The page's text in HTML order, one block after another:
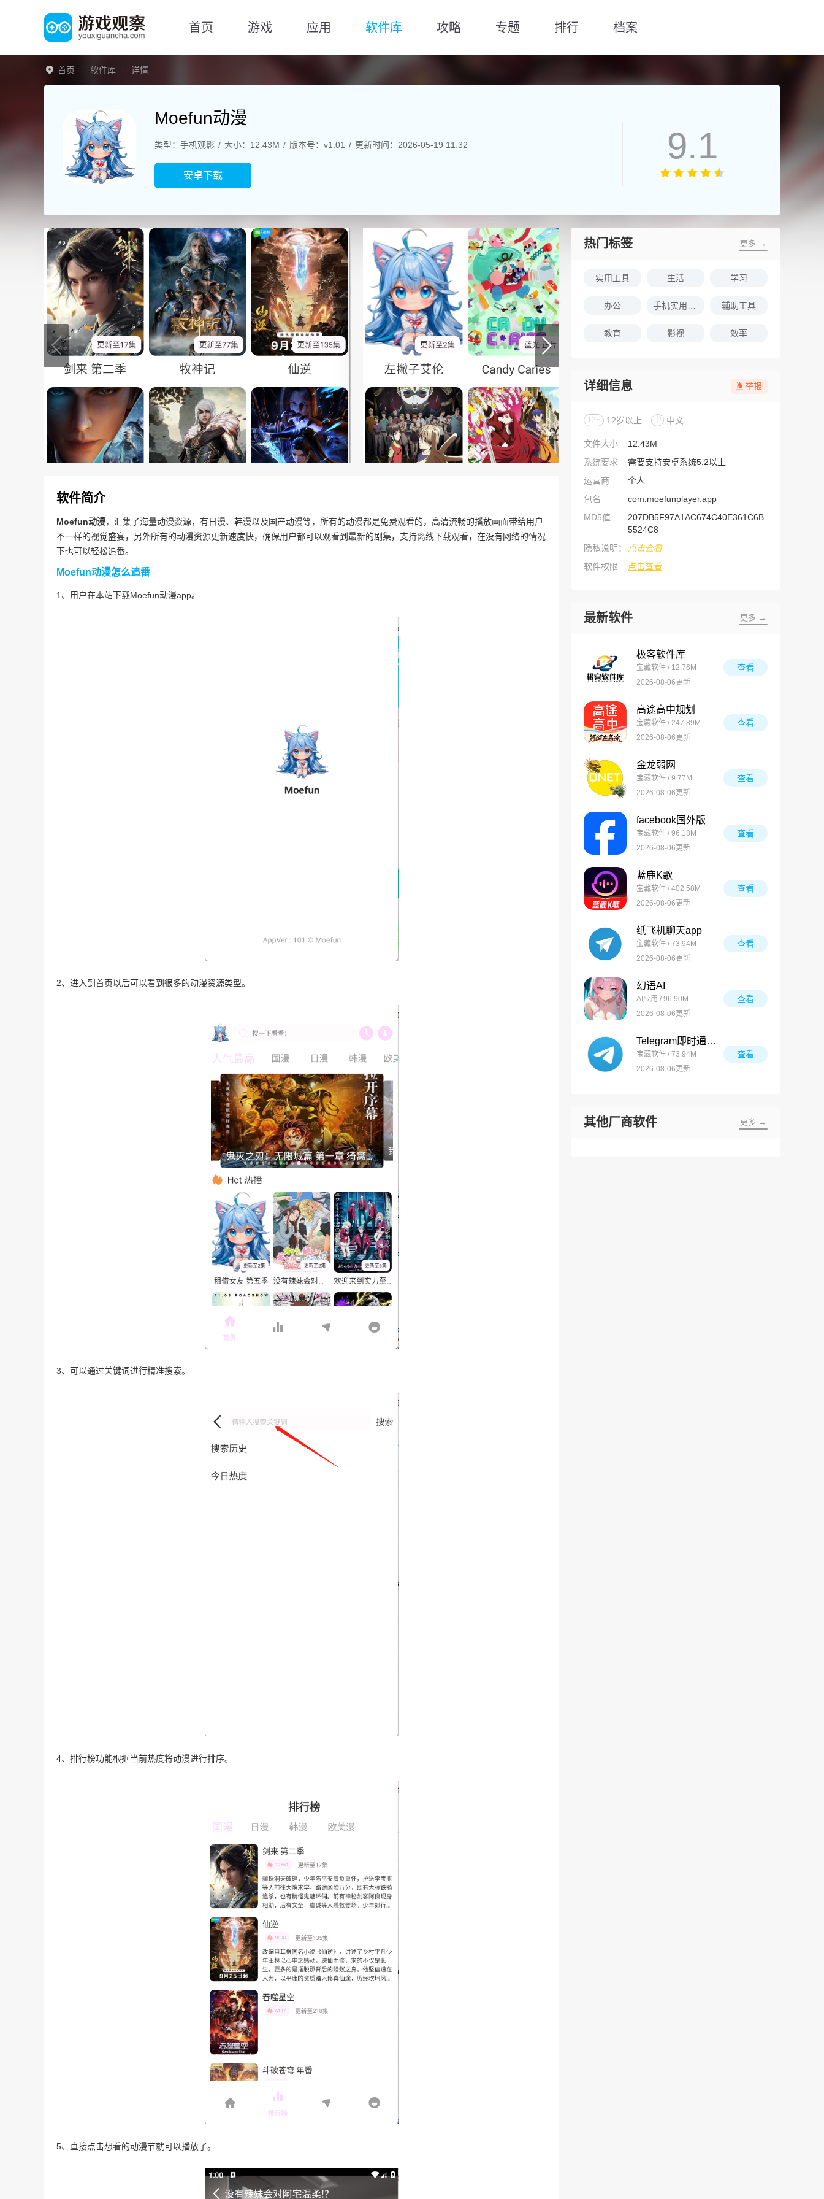
首页 游戏 应用 软件库 攻略 专题 排行 档案
首页 软件库 详情
Moefun动漫
类型：手机观影 大小：12.43M 版本号：v1.01 更新时间：2026-05-19 11:32
安卓下载
9.1
软件简介
Moefun动漫，汇集了海量动漫资源，有日漫、韩漫以及国产动漫等，所有的动漫都是免费观看的，高清流畅的播放画面带给用户
不一样的视觉盛宴，另外所有的动漫资源更新速度快，确保用户都可以观看到最新的剧集，支持离线下载观看，在没有网络的情况
下也可以轻松追番。
Moefun动漫怎么追番
1、用户在本站下载Moefun动漫app。
2、进入到首页以后可以看到很多的动漫资源类型。
3、可以通过关键词进行精准搜索。
4、排行榜功能根据当前热度将动漫进行排序。
5、直接点击想看的动漫节就可以播放了。
热门标签 更多 →
实用工具 生活 学习
办公 辅助工具
教育 影视 效率
详细信息 举报
12+ 12岁以上 中 中文
文件大小
12.43M
系统要求
需要支持安卓系统5.2以上
运营商
个人
包名
com.moefunplayer.app
MD5值
207DB5F97A1AC674C40E361C6B
5524C8
隐私说明：
点击查看
软件权限
点击查看
最新软件 更多 →
极客软件库
宝藏软件 / 12.76M
2026-08-06更新
查看
高途高中规划
宝藏软件 / 247.89M
2026-08-06更新
查看
金龙弱网
宝藏软件 / 9.77M
2026-08-06更新
查看
facebook国外版
宝藏软件 / 96.18M
2026-08-06更新
查看
蓝鹿K歌
宝藏软件 / 402.58M
2026-08-06更新
查看
纸飞机聊天app
宝藏软件 / 73.94M
2026-08-06更新
查看
幻语AI
AI应用 / 96.90M
2026-08-06更新
查看
Telegram即时通讯软件
宝藏软件 / 73.94M
2026-08-06更新
查看
其他厂商软件 更多 →